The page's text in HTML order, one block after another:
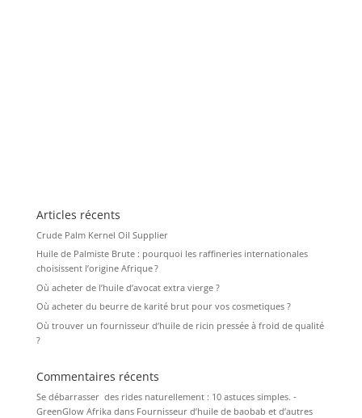
Articles récents
Crude Palm Kernel Oil Supplier
Huile de Palmiste Brute : pourquoi les raffineries internationales
choisissent l’origine Afrique ?
Où acheter de l’huile d’avocat extra vierge ?
Où acheter du beurre de karité brut pour vos cosmetiques ?
Où trouver un fournisseur d’huile de ricin pressée à froid de qualité
?
Commentaires récents
Se débarrasser des rides naturellement : 10 astuces simples. -
GreenGlow Afrikadans Fournisseur d’huile de baobab et d’autres